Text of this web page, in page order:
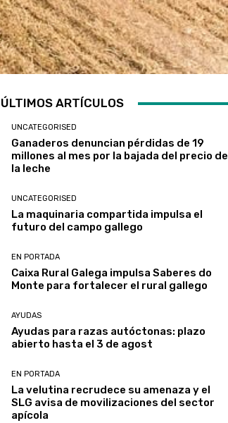
ÚLTIMOS ARTÍCULOS
UNCATEGORISED
Ganaderos denuncian pérdidas de 19
millones al mes por la bajada del precio de
la leche
UNCATEGORISED
La maquinaria compartida impulsa el
futuro del campo gallego
EN PORTADA
Caixa Rural Galega impulsa Saberes do
Monte para fortalecer el rural gallego
AYUDAS
Ayudas para razas autóctonas: plazo
abierto hasta el 3 de agost
EN PORTADA
La velutina recrudece su amenaza y el
SLG avisa de movilizaciones del sector
apícola